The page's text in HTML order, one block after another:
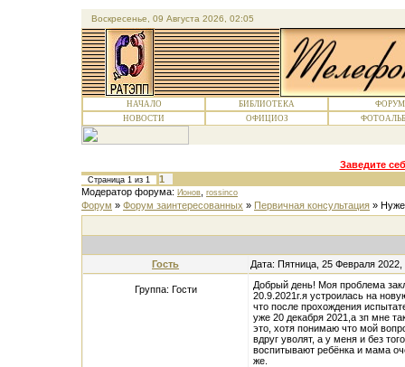
Воскресенье, 09 Августа 2026, 02:05
НАЧАЛО БИБЛИОТЕКА
ФОРУМ
НОВОСТИ
ОФИЦИОЗ
Заведите
Страница 1 из 1
1
Модератор форума: Ионов rossinco
Форум » Форум заинтересованных » Первичная консультация »
Гость Дата: Пятница, 25 Февраля
Группа: Гости
Добрый день! Моя проблема
20.9.2021г.я устроилась на
что после прохождения
уже 20 декабря 2021,а зп мне
это, хотя понимаю что мой
вдруг уволят, а у меня и без
воспитывают ребёнка и мама
же.